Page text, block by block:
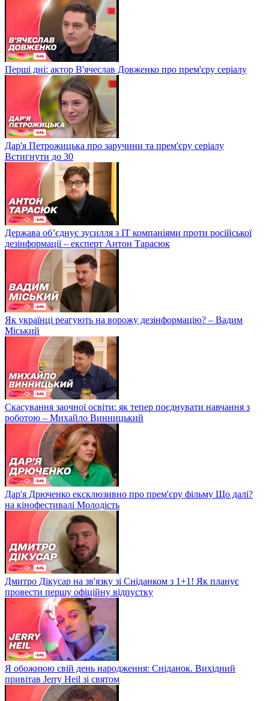
Перші дні: актор В'ячеслав Довженко про прем'єру серіалу
Дар'я Петрожицька про заручини та прем'єру серіалу
Встигнути до 30
Держава об’єднує зусилля з ІТ компаніями проти російської
дезінформації – експерт Антон Тарасюк
Як українці реагують на ворожу дезінформацію? – Вадим
Міський
Скасування заочної освіти: як тепер поєднувати навчання з
роботою – Михайло Винницький
Дар'я Дрюченко ексклюзивно про прем'єру фільму Що далі?
на кінофестивалі Молодість
Дмитро Дікусар на зв'язку зі Сніданком з 1+1! Як планує
провести першу офіційну відпустку
Я обожнюю свій день народження: Сніданок. Вихідний
привітав Jerry Heil зі святом